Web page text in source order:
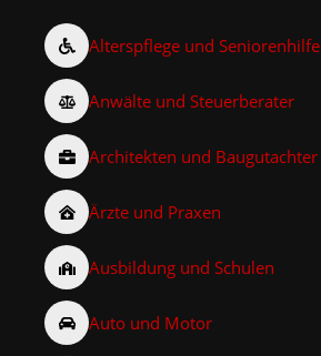
Alterspflege und Seniorenhilfe
Anwälte und Steuerberater
Architekten und Baugutachter
Ärzte und Praxen
Ausbildung und Schulen
Auto und Motor